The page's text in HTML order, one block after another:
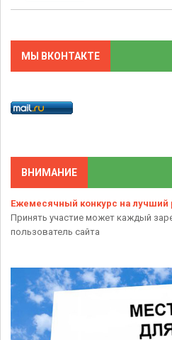
МЫ ВКОНТАКТЕ
ВНИМАНИЕ
Ежемесячный конкурс на лучший
Принять участие может каждый
пользователь сайта